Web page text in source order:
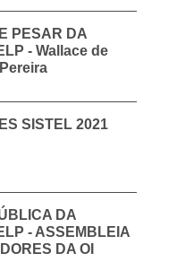
PESAR DA
- Wallace de
SISTEL 2021
DA
- ASSEMBLEIA
DA OI